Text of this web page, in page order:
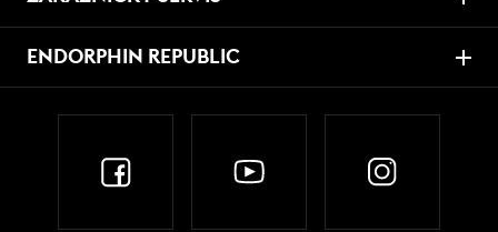
ENDORPHIN REPUBLIC